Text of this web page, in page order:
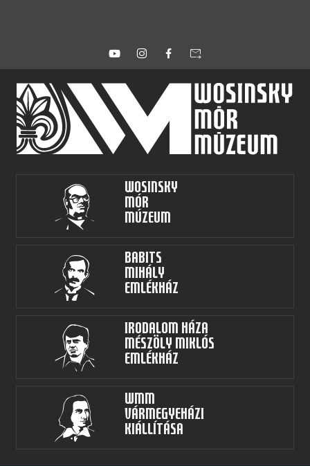
forward_to_inbox
Wosinsky
Mór
Múzeum
Babits
Mihály
Emlékház
Irodalom Háza
Mészöly Miklós
Emlékház
WMM
Vármegyeházi
kiállítása